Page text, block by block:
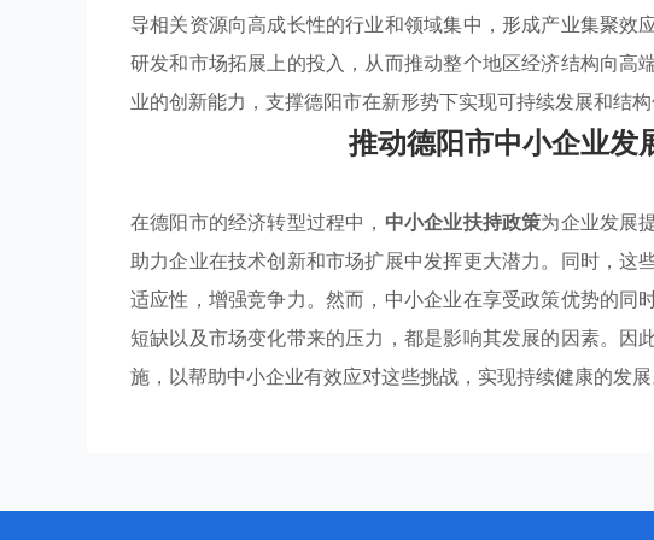
导相关资源向高成长性的行业和领域集中，形成产业集聚
研发和市场拓展上的投入，从而推动整个地区经济结构向高
业的创新能力，支撑德阳市在新形势下实现可持续发展和结构
推动德阳市中小企业发
在德阳市的经济转型过程中， 中小企业扶持政策为企业发展
助力企业在技术创新和市场扩展中发挥更大潜力。同时，这
适应性，增强竞争力。然而，中小企业在享受政策优势的
短缺以及市场变化带来的压力，都是影响其发展的因素。
施，以帮助中小企业有效应对这些挑战，实现持续健康的发展